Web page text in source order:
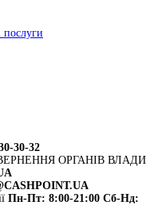
послуги
30-32
ОРГАНІВ ВЛАДИ
Пн-Пт: 8:00-21:00 Сб-Нд: